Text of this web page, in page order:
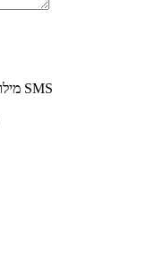
מילוי הטופס מהווה אישור לקבלת דיוורים במיילים וב SMS